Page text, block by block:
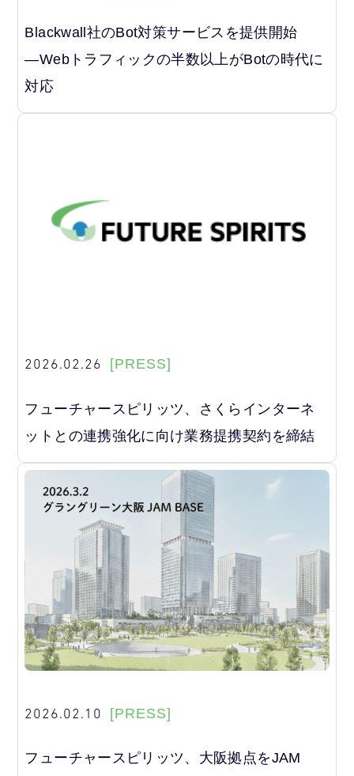
Blackwall社のBot対策サービスを提供開始
―Webトラフィックの半数以上がBotの時代に
対応
2026.02.26 [PRESS]
フューチャースピリッツ、さくらインターネ
ットとの連携強化に向け業務提携契約を締結
2026.02.10 [PRESS]
フューチャースピリッツ、大阪拠点をJAM